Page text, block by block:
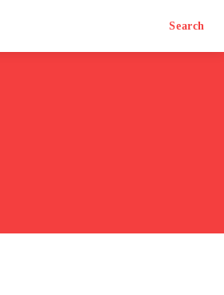
Search